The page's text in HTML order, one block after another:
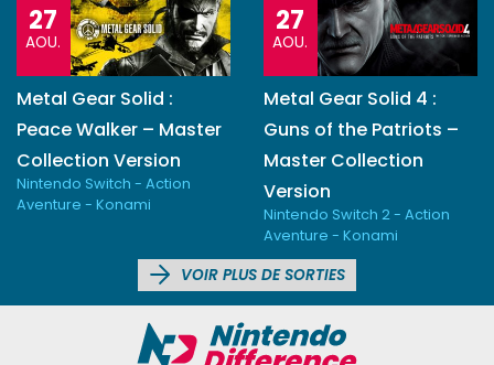
27
AOU.
Metal Gear Solid :
Peace Walker – Master
Collection Version
Nintendo Switch - Action
Aventure - Konami
27
AOU.
Metal Gear Solid 4 :
Guns of the Patriots –
Master Collection
Version
Nintendo Switch 2 - Action
Aventure - Konami
VOIR PLUS DE SORTIES